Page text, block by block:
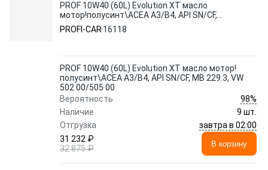
PROF 10W40 (60L) Evolution XT масло
мотор!полусинт\ACEA A3/B4, API SN/CF,
MB 229.3, VW 502 00/505 00
PROFI-CAR 16118
PROF 10W40 (60L) Evolution XT масло мотор!
полусинт\ACEA A3/B4, API SN/CF, MB 229.3, VW
502 00/505 00
Вероятность
98%
Наличие
9 шт.
Отгрузка
завтра в 02:00
31 232 ₽
32 875 ₽
В корзину